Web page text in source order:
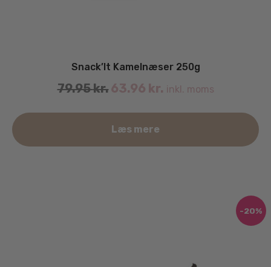
Snack’It Kamelnæser 250g
79.95kr.63.96 kr. inkl. moms
Læs mere
-20%